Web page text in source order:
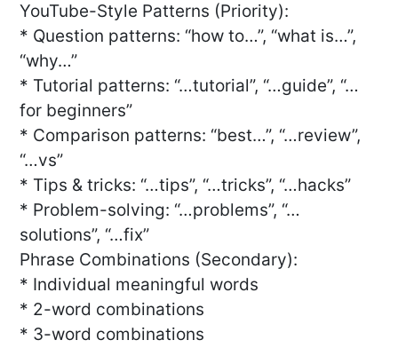
YouTube-Style Patterns (Priority):
* Question patterns: “how to…”, “what is…”,
“why…”
* Tutorial patterns: “…tutorial”, “…guide”, “…
for beginners”
* Comparison patterns: “best…”, “…review”,
“…vs”
* Tips & tricks: “…tips”, “…tricks”, “…hacks”
* Problem-solving: “…problems”, “…
solutions”, “…fix”
Phrase Combinations (Secondary):
* Individual meaningful words
* 2-word combinations
* 3-word combinations